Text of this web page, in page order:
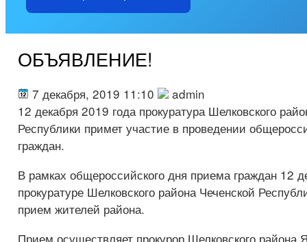
ОБЪЯВЛЕНИЕ!
7 декабря, 2019 11:10
admin
12 декабря 2019 года прокуратура Шелковского
Республики примет участие в проведении
граждан.
В рамках общероссийского дня приема граждан 12
прокуратуре Шелковского района Чеченской
прием жителей района.
Прием осуществляет прокурор Шелковского района